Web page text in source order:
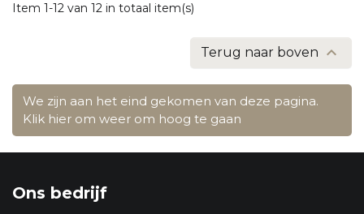
Item 1-12 van 12 in totaal item(s)
Terug naar boven 
We zijn aan het eind gekomen van deze pagina.
Klik hier om weer om hoog te gaan
Ons bedrijf